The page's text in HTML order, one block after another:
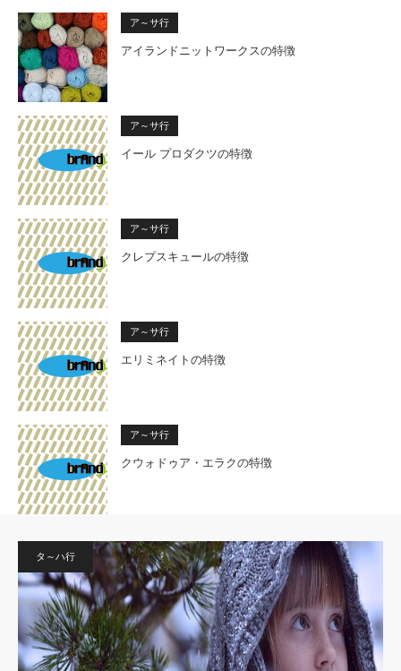
ア～サ行
アイランドニットワークスの特徴
ア～サ行
イール プロダクツの特徴
ア～サ行
クレプスキュールの特徴
ア～サ行
エリミネイトの特徴
ア～サ行
クウォドゥア・エラクの特徴
タ～ハ行